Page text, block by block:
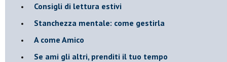
​Consigli di lettura estivi
​Stanchezza mentale: come gestirla
​A come Amico
​Se ami gli altri, prenditi il tuo tempo